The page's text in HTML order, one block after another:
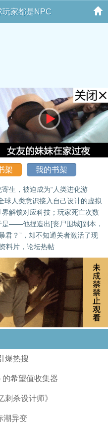
玩家都是NPC
架 我的书架
生，被迫成为“人类进化游
球人类意识接入自己设计的虚拟
解锁对应科技；玩家死亡次数
是——他捏造出[丧尸围城]副本，
君？”，却不知通关者激活了现
料片，论坛热帖
爆热搜
希望值收集器
杀设计师》
潮异变